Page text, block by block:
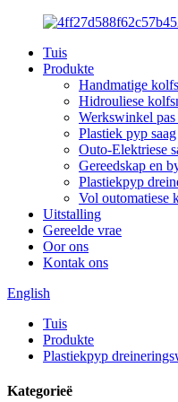
Tuis
Produkte
Handmatige
Hidrouliese
Werkswinkel pas
Plastiek pyp saag
Outo-Elektriese
Gereedskap en
Plastiekpyp
Vol outomatiese
Uitstalling
Gereelde vrae
Oor ons
Kontak ons
English
Tuis
Produkte
Plastiekpyp
Kategorieë